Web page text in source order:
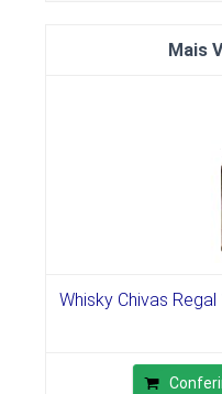
Whisky Chivas